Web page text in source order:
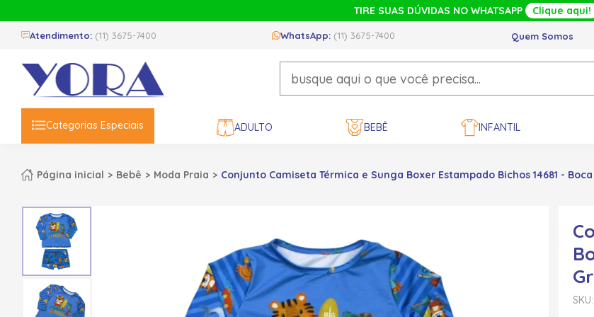
TIRE SUAS DÚVIDAS NO WHATSAPP Clique aqui!
Atendimento: (11) 3675-7400 WhatsApp: (11) 3675-7400 Quem Somos
Categorias Especiais ADULTO BEBÊ INFANTIL
Página inicial Bebê Moda Praia Conjunto Camiseta Térmica e Sunga Boxer Estampado Bichos 14681 -